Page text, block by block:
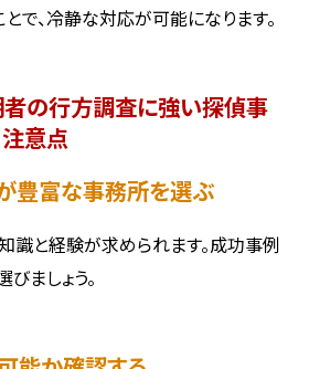
で、冷静な対応が可能になります。
者の行方調査に強い探偵事
意点
豊富な事務所を選ぶ
識と経験が求められます。成功事例
ましょう。